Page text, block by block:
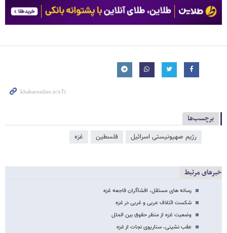
برچسب‌ها
رژیم صهیونیستی اسرائیل فلسطین غزه
خبرهای مرتبط
رسانه های مستقل، افشاگران فاجعه غزه
شکست ائتلاف عربی و غربی در غزه
وضعیت غزه از منظر حقوق بین الملل
عقب نشینی، سناریوی نجات از غزه